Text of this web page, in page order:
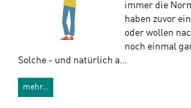
immer die
haben zuvor
oder wollen
noch einmal
Solche - und natürlich a…
mehr…